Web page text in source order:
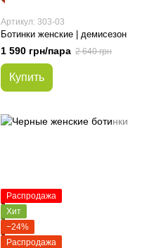
Артикул: 303-03
Ботинки женские | демисезон
1 590 грн/пара 2 640 грн
Купить
Распродажа
Хит
−24%
Распродажа